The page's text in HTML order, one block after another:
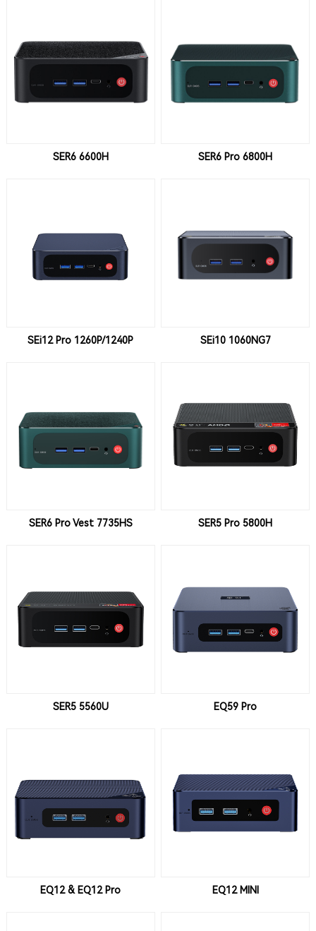
SER6 6600H SER6 Pro 6800H
SEi12 Pro 1260P/1240P SEi10 1060NG7
SER6 Pro Vest 7735HS SER5 Pro 5800H
SER5 5560U EQ59 Pro
EQ12 & EQ12 Pro EQ12 MINI